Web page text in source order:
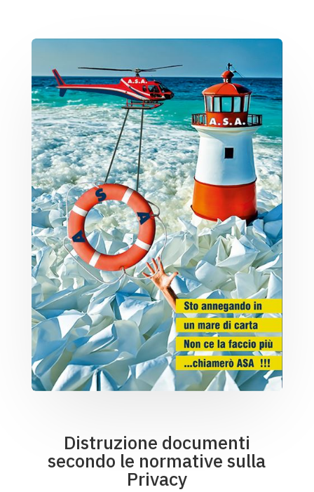
Distruzione documenti
secondo le normative sulla
Privacy